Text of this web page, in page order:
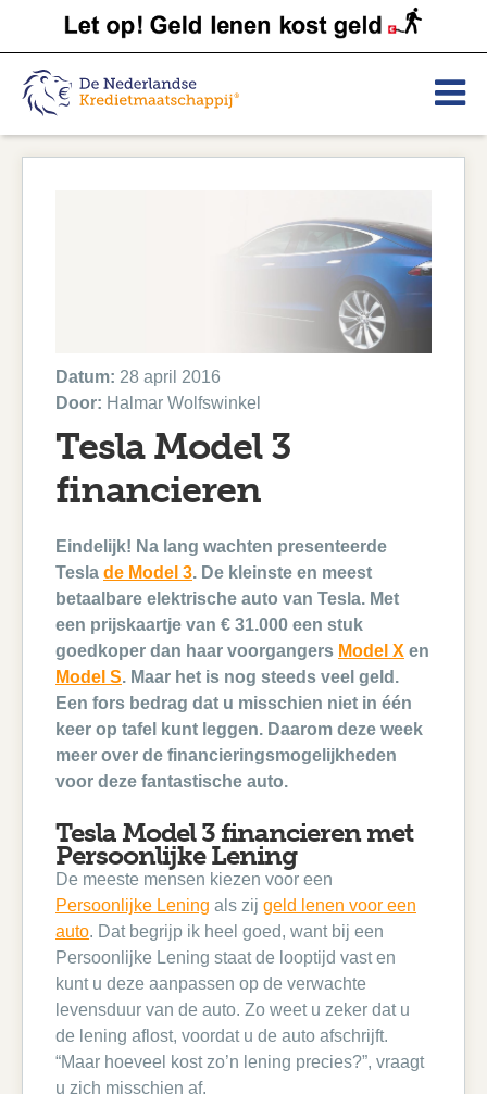
Datum: 28 april 2016
Door: Halmar Wolfswinkel
Tesla Model 3
financieren
Eindelijk! Na lang wachten presenteerde
Tesla de Model 3. De kleinste en meest
betaalbare elektrische auto van Tesla. Met
een prijskaartje van € 31.000 een stuk
goedkoper dan haar voorgangers Model X en
Model S. Maar het is nog steeds veel geld.
Een fors bedrag dat u misschien niet in één
keer op tafel kunt leggen. Daarom deze week
meer over de financieringsmogelijkheden
voor deze fantastische auto.
Tesla Model 3 financieren met
Persoonlijke Lening
De meeste mensen kiezen voor een
Persoonlijke Lening als zij geld lenen voor een
auto. Dat begrijp ik heel goed, want bij een
Persoonlijke Lening staat de looptijd vast en
kunt u deze aanpassen op de verwachte
levensduur van de auto. Zo weet u zeker dat u
de lening aflost, voordat u de auto afschrijft.
“Maar hoeveel kost zo’n lening precies?”, vraagt
u zich misschien af.